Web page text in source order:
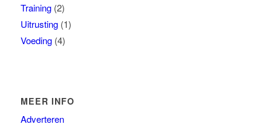
Training(2)
Uitrusting(1)
Voeding(4)
MEER INFO
Adverteren